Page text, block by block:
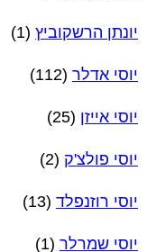
יונתן הרשקוביץ (1)
יוסי אדלר (112)
יוסי אייזן (25)
יוסי פולצ'ק (2)
יוסי רוזנפלד (13)
יוסי שמרלר (1)